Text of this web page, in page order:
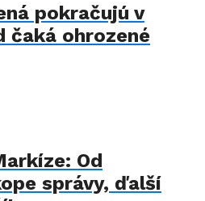
pokračujú v
čaká ohrozené
Od
správy, ďalší